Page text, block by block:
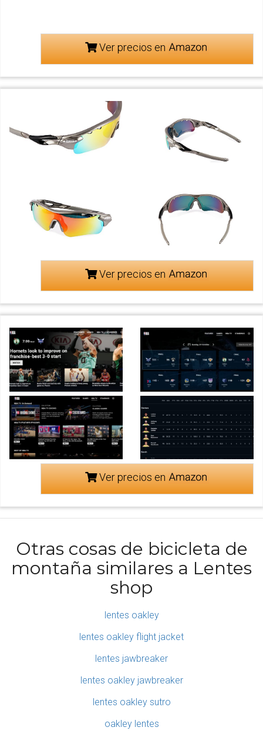
Ver precios en
Ver precios en
Ver precios en
Otras cosas de bicicleta de
montaña similares a Lentes
shop
lentes oakley
lentes oakley flight jacket
lentes jawbreaker
lentes oakley jawbreaker
lentes oakley sutro
oakley lentes